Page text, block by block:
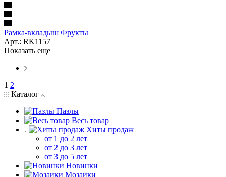
Рамка-вкладыш Фрукты
Арт.: RK1157
Показать еще
1 2
Каталог
Пазлы
Весь товар
Хиты продаж
от 1 до 2 лет
от 2 до 3 лет
от 3 до 5 лет
Новинки
Мозаики